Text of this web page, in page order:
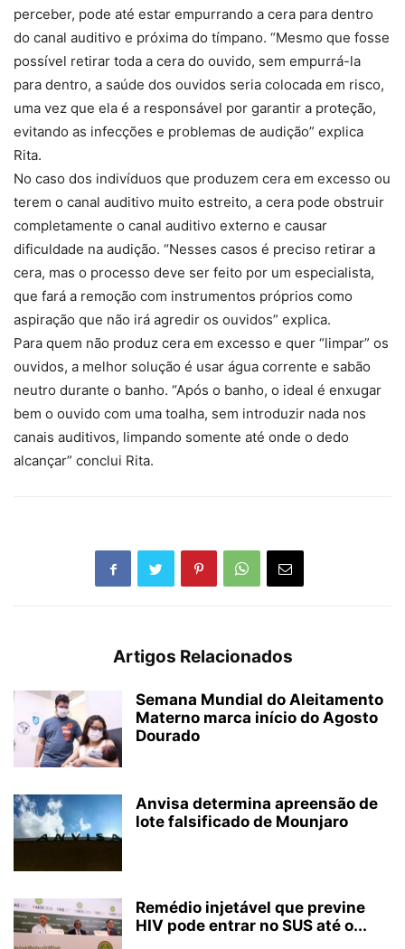
perceber, pode até estar empurrando a cera para dentro
do canal auditivo e próxima do tímpano. “Mesmo que fosse
possível retirar toda a cera do ouvido, sem empurrá-la
para dentro, a saúde dos ouvidos seria colocada em risco,
uma vez que ela é a responsável por garantir a proteção,
evitando as infecções e problemas de audição” explica
Rita.
No caso dos indivíduos que produzem cera em excesso ou
terem o canal auditivo muito estreito, a cera pode obstruir
completamente o canal auditivo externo e causar
dificuldade na audição. “Nesses casos é preciso retirar a
cera, mas o processo deve ser feito por um especialista,
que fará a remoção com instrumentos próprios como
aspiração que não irá agredir os ouvidos” explica.
Para quem não produz cera em excesso e quer “limpar” os
ouvidos, a melhor solução é usar água corrente e sabão
neutro durante o banho. “Após o banho, o ideal é enxugar
bem o ouvido com uma toalha, sem introduzir nada nos
canais auditivos, limpando somente até onde o dedo
alcançar” conclui Rita.
Artigos Relacionados
Semana Mundial do Aleitamento
Materno marca início do Agosto
Dourado
Anvisa determina apreensão de
lote falsificado de Mounjaro
Remédio injetável que previne
HIV pode entrar no SUS até o...